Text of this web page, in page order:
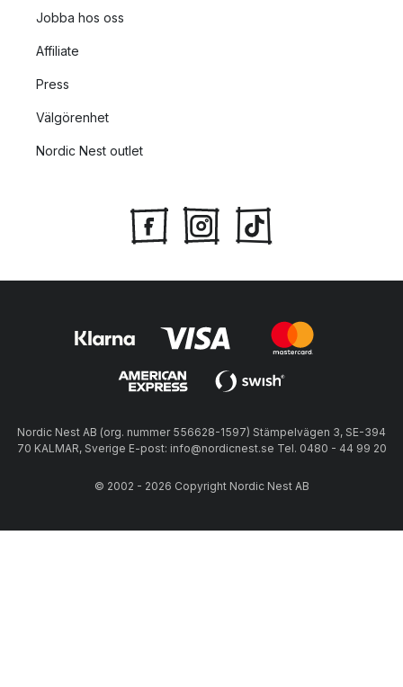
Jobba hos oss
Affiliate
Press
Välgörenhet
Nordic Nest outlet
Nordic Nest AB (org. nummer 556628-1597) Stämpelvägen 3, SE-394
70 KALMAR, Sverige E-post: info@nordicnest.se Tel. 0480 - 44 99 20
© 2002 - 2026 Copyright Nordic Nest AB